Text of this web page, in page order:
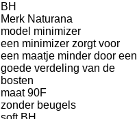
BH
Merk Naturana
model minimizer
een minimizer zorgt voor
een maatje minder door een
goede verdeling van de
bosten
maat 90F
zonder beugels